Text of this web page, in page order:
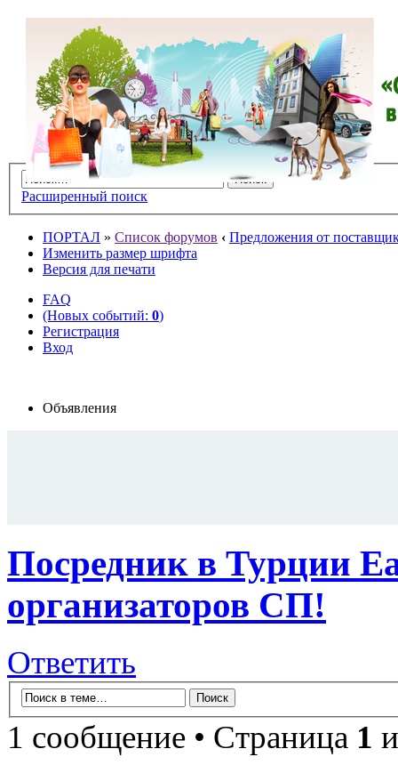
Расширенный поиск
ПОРТАЛ » Список форумов ‹ Предложения от
Изменить размер шрифта
Версия для печати
FAQ
(Новых событий: 0)
Регистрация
Вход
Объявления
Посредник в Турции
организаторов СП!
Ответить
1 сообщение • Страница 1